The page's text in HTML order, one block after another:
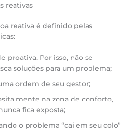
reativas
reativa é definido pelas
proativa. Por isso, não se
soluções para um problema;
ordem de seu gestor;
na zona de conforto,
fica exposta;
o problema “cai em seu colo”